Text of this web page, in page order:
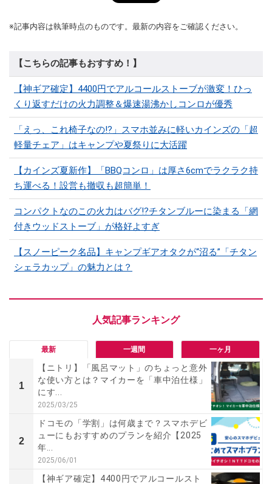
※記事内容は執筆時点のものです。最新の内容をご確認ください。
【こちらの記事もおすすめ！】
【神ギア確定】4400円でアルコールストーブが激変！ひっ
くり返すだけの火力調整＆爆速湯沸かしコンロが優秀
「えっ、これ椅子なの!?」スマホ並みに軽いカインズの「超
軽量チェア」はキャンプや夏祭りに大活躍
【カインズ夏新作】「BBQコンロ」は厚さ6cmでラクラク持
ち運べる！設営も撤収も超簡単！
コンパクトなのこの火力はバグ⁉チタンブルーに染まる「網
付きウッドストーブ」が格好よすぎ
【スノーピーク名品】キャンプギアオタクが“沼る”「チタン
シェラカップ」の魅力とは？
最新 一週間 一ヶ月
1
【ニトリ】「風呂マット」のちょっと意外
な使い方とは？マイカーを「車中泊仕様」
にす...
2025/03/25
2
ドコモの「学割」は何歳まで？スマホデビ
ューにもおすすめのプランを紹介【2025
年...
2025/06/01
【神ギア確定】4400円でアルコールスト